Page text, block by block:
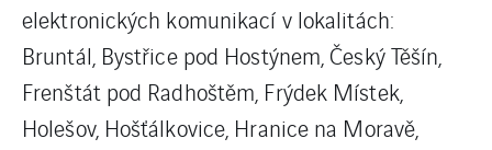
elektronických komunikací v lokalitách:
Bruntál, Bystřice pod Hostýnem, Český Těšín,
Frenštát pod Radhoštěm, Frýdek Místek,
Holešov, Hošťálkovice, Hranice na Moravě,